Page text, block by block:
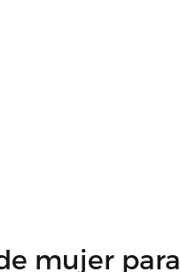
mujer para